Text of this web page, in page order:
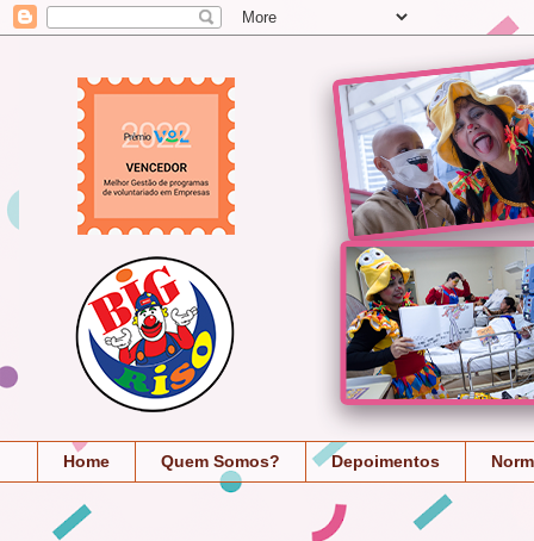
Home Quem Somos? Depoimentos